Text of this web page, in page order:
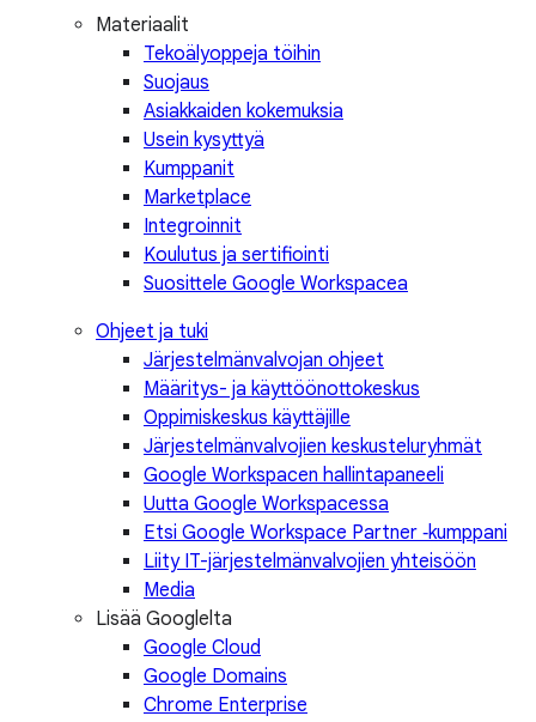
Materiaalit
Tekoälyoppeja töihin
Suojaus
Asiakkaiden kokemuksia
Usein kysyttyä
Kumppanit
Marketplace
Integroinnit
Koulutus ja sertifiointi
Suosittele Google Workspacea
Ohjeet ja tuki
Järjestelmänvalvojan ohjeet
Määritys- ja käyttöönottokeskus
Oppimiskeskus käyttäjille
Järjestelmänvalvojien keskusteluryhmät
Google Workspacen hallintapaneeli
Uutta Google Workspacessa
Etsi Google Workspace Partner ‑kumppani
Liity IT-järjestelmänvalvojien yhteisöön
Media
Lisää Googlelta
Google Cloud
Google Domains
Chrome Enterprise